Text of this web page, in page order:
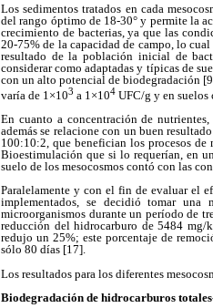
Los sedimentos tratados en cada
del rango óptimo de 18-30° y permite la
crecimiento de bacterias, ya que las
20-75% de la capacidad de campo, lo
resultado de la población inicial de
considerar como adaptadas y típicas de
con un alto potencial de biodegradación
varía de 1×103 a 1×104 UFC/g y en suelos
En cuanto a concentración de
además se relacione con un buen
100:10:2, que benefician los procesos
Bioestimulación que si lo requerían, en
suelo de los mesocosmos contó con las
Paralelamente y con el fin de evaluar el
implementados, se decidió tomar
microorganismos durante un período de
reducción del hidrocarburo de 5484 mg/
redujo un 25%; este porcentaje de
sólo 80 días [17].
Los resultados para los diferentes
Biodegradación de hidrocarburos